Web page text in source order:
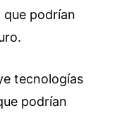
podrían
tecnologías
podrían